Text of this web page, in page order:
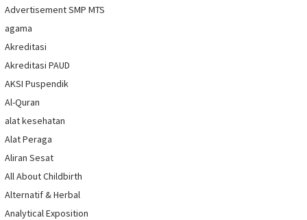
Advertisement SMP MTS
agama
Akreditasi
Akreditasi PAUD
AKSI Puspendik
Al-Quran
alat kesehatan
Alat Peraga
Aliran Sesat
All About Childbirth
Alternatif & Herbal
Analytical Exposition